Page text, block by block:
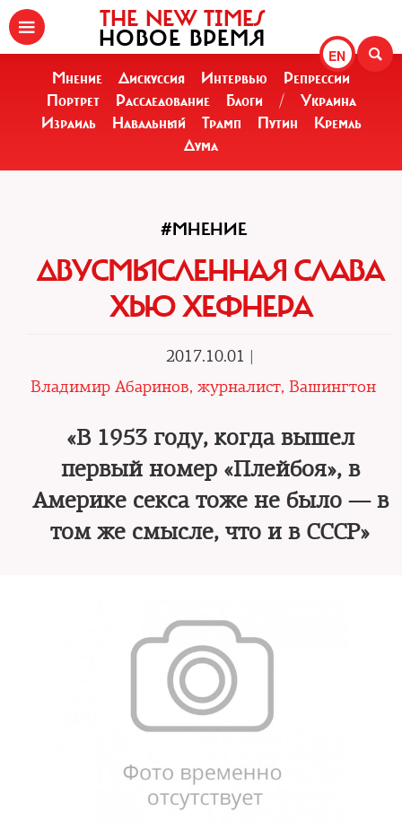
EN
THE NEW TIMES
НОВОЕ ВРЕМЯ
Мнение Дискуссия Интервью
Репрессии
Портрет
Расследование Блоги /
Украина
Израиль
Навальный Трамп Путин
Кремль
Дума
#МНЕНИЕ
ДВУСМЫСЛЕННАЯ СЛАВА
ХЬЮ ХЕФНЕРА
2017.10.01 |
Владимир Абаринов, журналист, Вашингтон
«В 1953 году, когда вышел
первый номер «Плейбоя», в
Америке секса тоже не было — в
том же смысле, что и в СССР»